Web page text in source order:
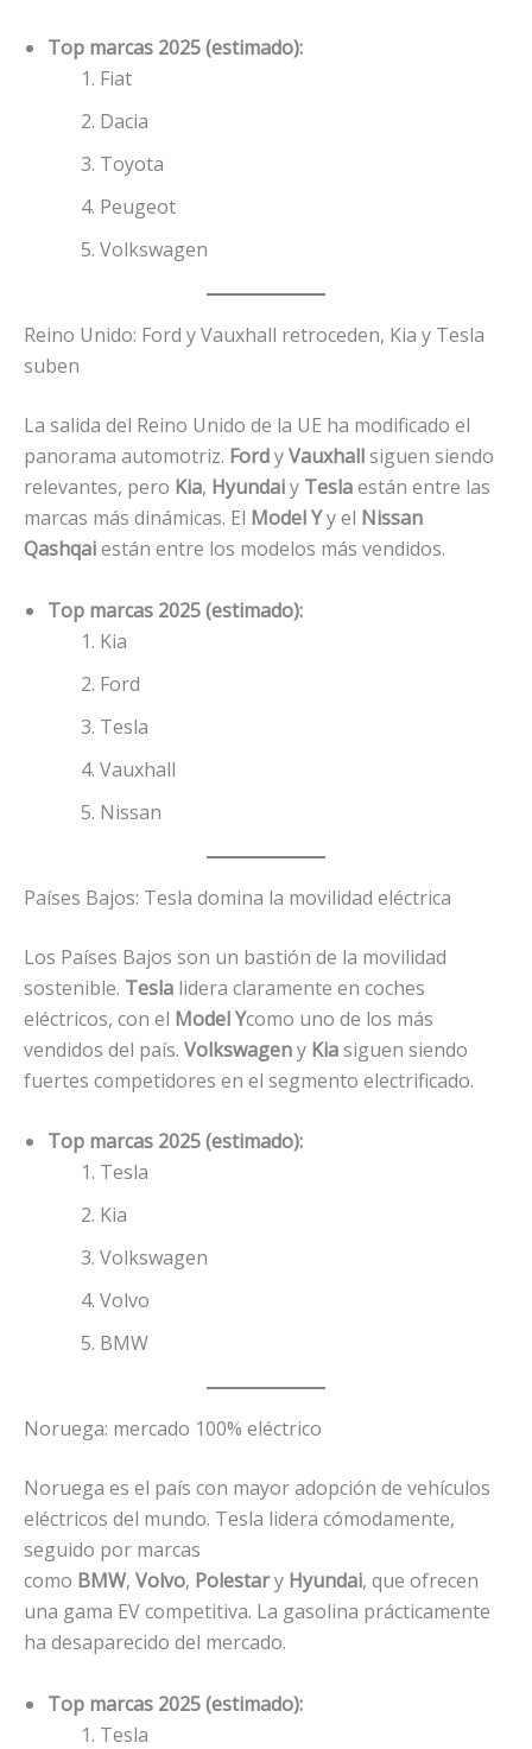
Top marcas 2025 (estimado):
Fiat
Dacia
Toyota
Peugeot
Volkswagen
Reino Unido: Ford y Vauxhall retroceden, Kia y Tesla
suben
La salida del Reino Unido de la UE ha modificado el
panorama automotriz. FordyVauxhallsiguen siendo
relevantes, pero Kia, Hyundaiy Teslaestán entre las
marcas más dinámicas. El Model Yy el Nissan
Qashqaiestán entre los modelos más vendidos.
Top marcas 2025 (estimado):
Kia
Ford
Tesla
Vauxhall
Nissan
Países Bajos: Tesla domina la movilidad eléctrica
Los Países Bajos son un bastión de la movilidad
sostenible. Tesla lidera claramente en coches
eléctricos, con el Model Ycomo uno de los más
vendidos del país. Volkswageny Kiasiguen siendo
fuertes competidores en el segmento electrificado.
Top marcas 2025 (estimado):
Tesla
Kia
Volkswagen
Volvo
BMW
Noruega: mercado 100% eléctrico
Noruega es el país con mayor adopción de vehículos
eléctricos del mundo. Tesla lidera cómodamente,
seguido por marcas
como BMW, Volvo, Polestary Hyundai, que ofrecen
una gama EV competitiva. La gasolina prácticamente
ha desaparecido del mercado.
Top marcas 2025 (estimado):
Tesla